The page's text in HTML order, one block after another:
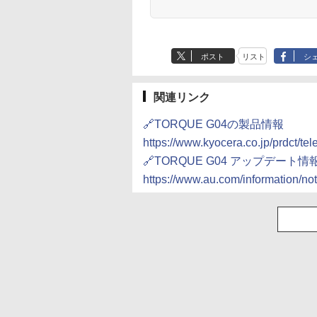
ポスト リスト シ
関連リンク
🔗TORQUE G04の製品情報
https://www.kyocera.co.jp/prdct/
🔗TORQUE G04 アップデート情
https://www.au.com/information/